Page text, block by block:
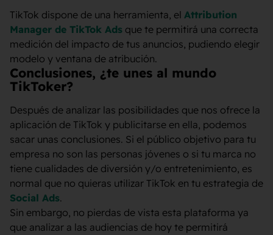
TikTok dispone de una herramienta, el Attribution
Manager de TikTok Ads que te permitirá una correcta
medición del impacto de tus anuncios, pudiendo elegir
modelo y ventana de atribución.
Conclusiones, ¿te unes al mundo
TikToker?
Después de analizar las posibilidades que nos ofrece la
aplicación de TikTok y publicitarse en ella, podemos
sacar unas conclusiones. Si el público objetivo para tu
empresa no son las personas jóvenes o si tu marca no
tiene cualidades de diversión y/o entretenimiento, es
normal que no quieras utilizar TikTok en tu estrategia de
Social Ads.
Sin embargo, no pierdas de vista esta plataforma ya
que analizar a las audiencias de hoy te permitirá